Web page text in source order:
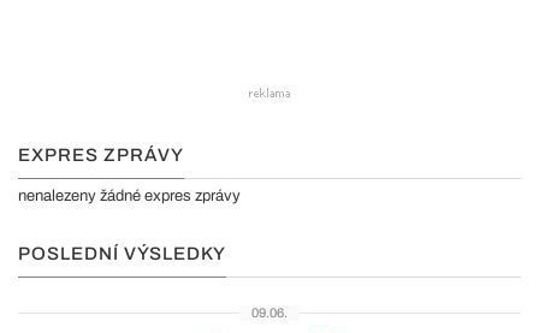
EXPRES ZPRÁVY
nenalezeny žádné expres zprávy
POSLEDNÍ VÝSLEDKY
09.06.